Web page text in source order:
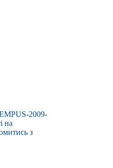
2009-
на
з